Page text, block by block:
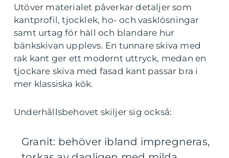
Utöver materialet påverkar detaljer som
kantprofil, tjocklek, ho- och vasklösningar
samt urtag för häll och blandare hur
bänkskivan upplevs. En tunnare skiva med
rak kant ger ett modernt uttryck, medan en
tjockare skiva med fasad kant passar bra i
mer klassiska kök.
Underhållsbehovet skiljer sig också:
Granit: behöver ibland impregneras,